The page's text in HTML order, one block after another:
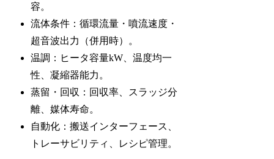
容。
流体条件：循環流量・噴流速度・
超音波出力（併用時）。
温調：ヒータ容量kW、温度均一
性、凝縮器能力。
蒸留・回収：回収率、スラッジ分
離、媒体寿命。
自動化：搬送インターフェース、
トレーサビリティ、レシピ管理。